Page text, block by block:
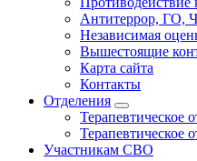
Антитеррор, ГО,
Независимая
Вышестоящие
Карта сайта
Контакты
Отделения
Терапевтическое
Терапевтическое
Участникам СВО